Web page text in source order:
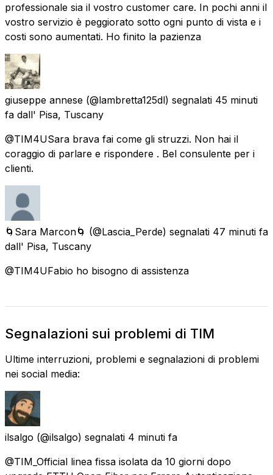
professionale sia il vostro customer care. In pochi anni il
vostro servizio è peggiorato sotto ogni punto di vista e i
costi sono aumentati. Ho finito la pazienza
giuseppe annese (@lambretta125dl) segnalati 45 minuti
fa dall' Pisa, Tuscany
@TIM4USara brava fai come gli struzzi. Non hai il
coraggio di parlare e rispondere . Bel consulente per i
clienti.
🌀Sara Marcon🌀 (@Lascia_Perde) segnalati 47 minuti fa
dall' Pisa, Tuscany
@TIM4UFabio ho bisogno di assistenza
Segnalazioni sui problemi di TIM
Ultime interruzioni, problemi e segnalazioni di problemi
nei social media:
ilsalgo (@ilsalgo) segnalati 4 minuti fa
@TIM_Official linea fissa isolata da 10 giorni dopo